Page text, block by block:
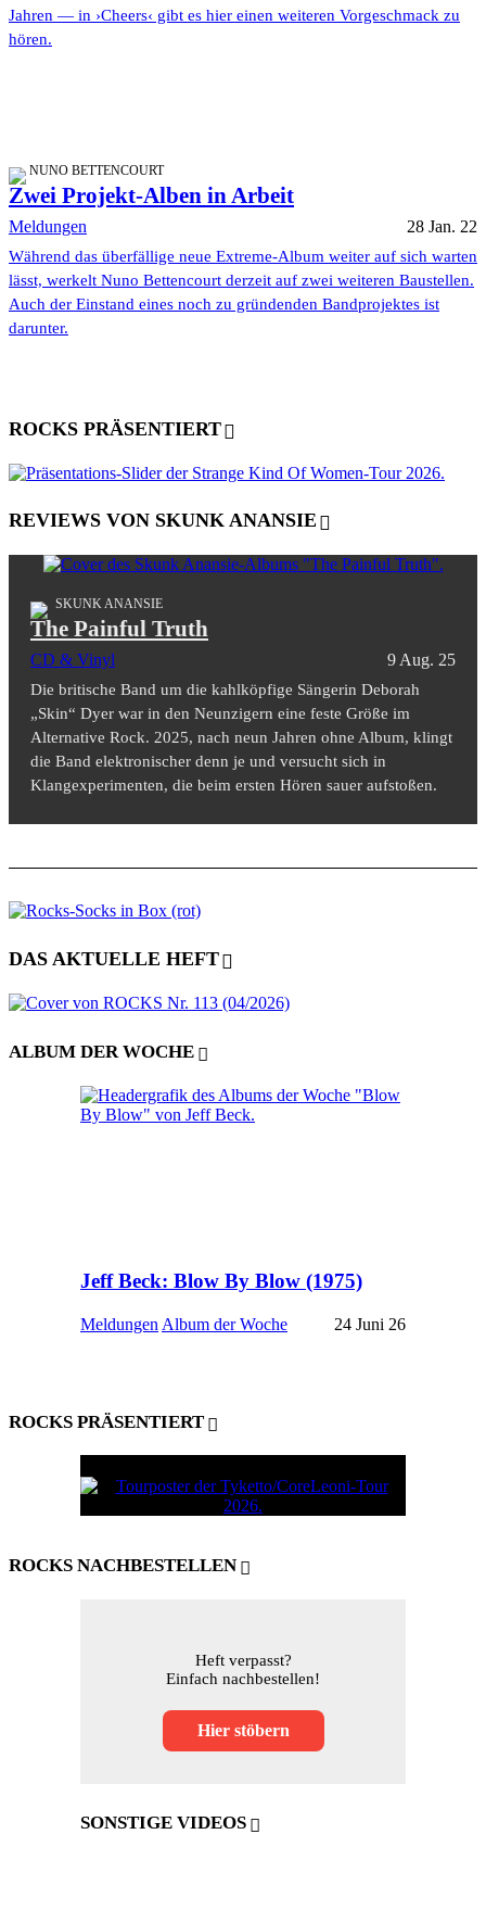
Jahren — in ›Cheers‹ gibt es hier einen weiteren Vorgeschmack zu
hören.
NUNO BETTENCOURT
Zwei Projekt-Alben in Arbeit
Meldungen 28 Jan. 22
Während das überfällige neue Extreme-Album weiter auf sich warten
lässt, werkelt Nuno Bettencourt derzeit auf zwei weiteren Baustellen.
Auch der Einstand eines noch zu gründenden Bandprojektes ist
darunter.
ROCKS PRÄSENTIERT
REVIEWS VON SKUNK ANANSIE
SKUNK ANANSIE
The Painful Truth
CD & Vinyl 9 Aug. 25
Die britische Band um die kahlköpfige Sängerin Deborah
„Skin“ Dyer war in den Neunzigern eine feste Größe im
Alternative Rock. 2025, nach neun Jahren ohne Album, klingt
die Band elektronischer denn je und versucht sich in
Klangexperimenten, die beim ersten Hören sauer aufstoßen.
DAS AKTUELLE HEFT
ALBUM DER WOCHE
Jeff Beck: Blow By Blow (1975)
Meldungen Album der Woche 24 Juni 26
ROCKS PRÄSENTIERT
ROCKS NACHBESTELLEN
Heft verpasst?
Einfach nachbestellen!
Hier stöbern
SONSTIGE VIDEOS